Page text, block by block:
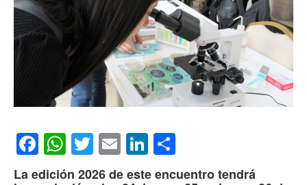
Facebook
WhatsApp
Twitter
EmailLinkedIn
La edición 2026 de este encuentro tendrá